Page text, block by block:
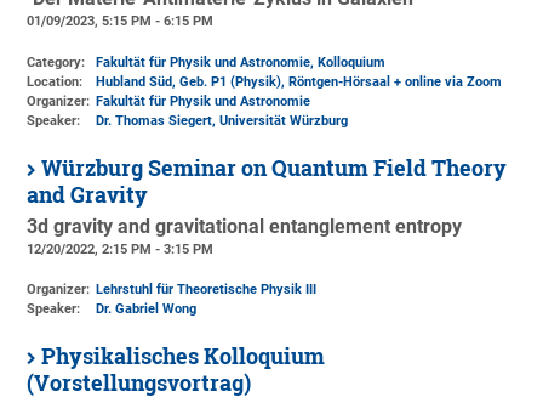
01/09/2023, 5:15 PM - 6:15 PM
Category:
Fakultät für Physik und Astronomie, Kolloquium
Location:
Hubland Süd, Geb. P1 (Physik), Röntgen-Hörsaal + online via Zoom
Organizer: Fakultät für Physik und Astronomie
Speaker:
Dr. Thomas Siegert, Universität Würzburg
Würzburg Seminar on Quantum Field Theory
and Gravity
3d gravity and gravitational entanglement entropy
12/20/2022, 2:15 PM - 3:15 PM
Organizer: Lehrstuhl für Theoretische Physik III
Speaker:
Dr. Gabriel Wong
Physikalisches Kolloquium
(Vorstellungsvortrag)